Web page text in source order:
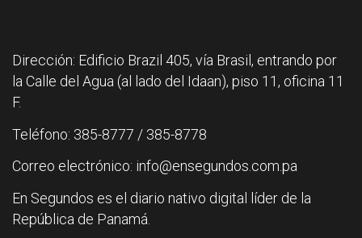
Dirección: Edificio Brazil 405, vía Brasil, entrando por
la Calle del Agua (al lado del Idaan), piso 11, oficina 11
F.
Teléfono: 385-8777 / 385-8778
Correo electrónico: info@ensegundos.com.pa
En Segundos es el diario nativo digital líder de la
República de Panamá.